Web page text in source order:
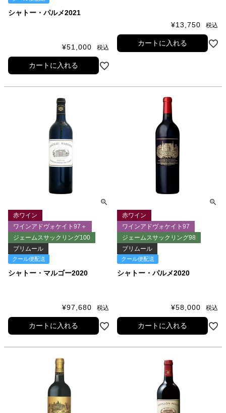
シャトー・パルメ2021
¥51,000 税込
カートに入れる
¥13,750 税込
カートに入れる
シャトー・マルゴー2020
赤ワイン
ワインアドヴォケイト97＋
ジェームスサックリング100
プリムール
クール便配送
¥97,680 税込
カートに入れる
シャトー・パルメ2020
赤ワイン
ワインアドヴォケイト97
ジェームスサックリング98
プリムール
クール便配送
¥58,000 税込
カートに入れる